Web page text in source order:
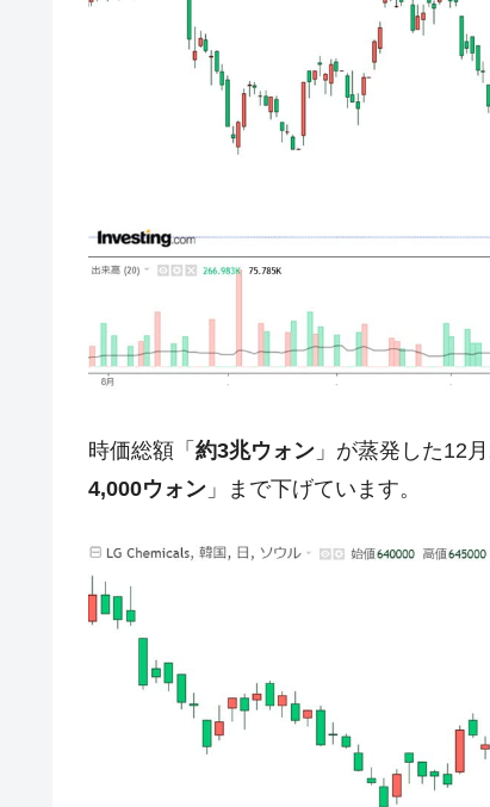
『Money1』 韓国製造業「半導体絶好調」の
【米韓激突案件】韓国消費者院
韓国で猛暑。南東部では干ばつ
韓国型イージス搭載の次世代駆
【対日本円】ウォン安が急進！
『Money1』
韓国政府『BYD』車への補助金
1.9倍！
『Money1』
在韓米国大使スティールが着韓
ドを掲げる「在韓反米勢力」
『Money1』 JPモルガン「韓国レバレッジ
『Money1』 韓国『国民年金公団』株価暴落で
『Money1』
『Money1』
米国下院「韓国の公務員個人を
する差別。許してはおかぬ
韓国ボンクラ政策室長･金容範、
韓国半導体『SKハイニックス
時価総額「 約3兆ウォン 」が蒸発した12
4,000ウォン 」まで下げています。